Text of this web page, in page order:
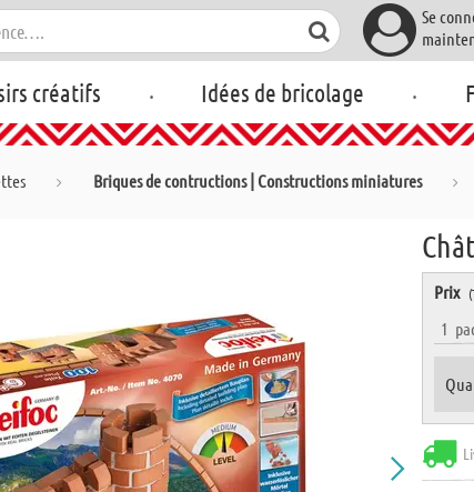
Se
créatifs . Idées de bricolage .
Briques de contructions | Constructions miniatures
Prix
1